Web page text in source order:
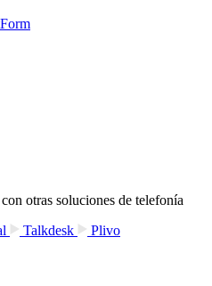
otras soluciones de telefonía
Talkdesk
Plivo